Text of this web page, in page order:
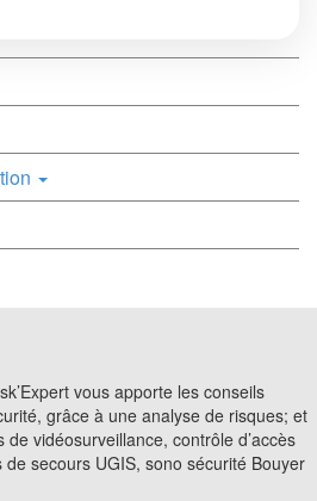
vous apporte les conseils
grâce à une analyse de risques; et
vidéosurveillance, contrôle d’accès
secours UGIS, sono sécurité Bouyer